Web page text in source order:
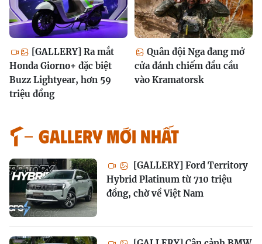
[GALLERY] Ra mắt
Honda Giorno+ đặc biệt
Buzz Lightyear, hơn 59
triệu đồng
Quân đội Nga đang mở
cửa đánh chiếm đầu cầu
vào Kramatorsk
GALLERY MỚI NHẤT
[GALLERY] Ford Territory
Hybrid Platinum từ 710 triệu
đồng, chờ về Việt Nam